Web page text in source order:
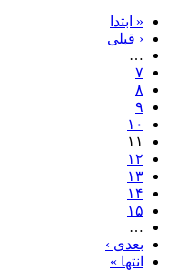
« ابتدا
‹ قبلی
…
۷
۸
۹
۱۰
۱۱
۱۲
۱۳
۱۴
۱۵
…
بعدی ›
انتها »